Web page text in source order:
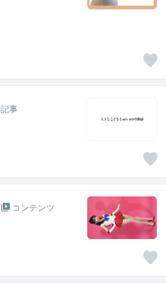
記事
コンテンツ